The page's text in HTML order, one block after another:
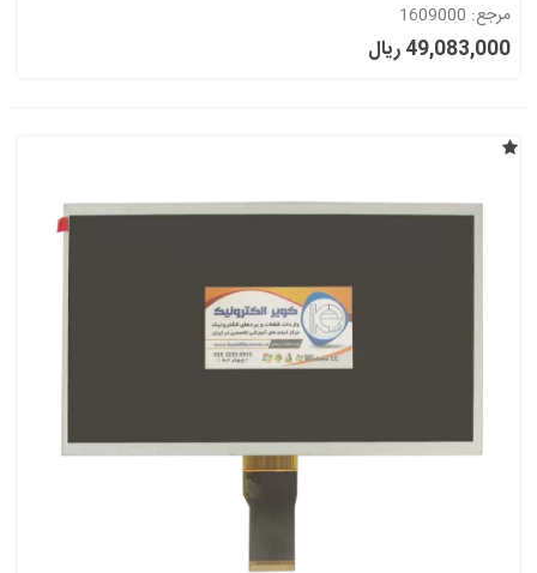
مرجع: 1609000
49,083,000 ریال